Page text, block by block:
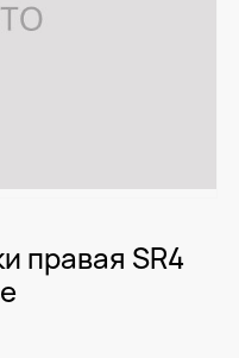
правая SR4